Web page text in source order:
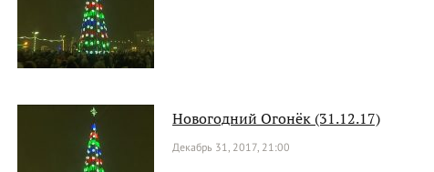
Новогодний Огонёк (31.12.17)
Декабрь 31, 2017, 21:00